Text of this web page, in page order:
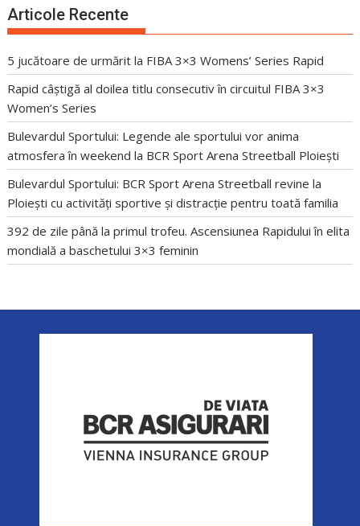
Articole Recente
5 jucătoare de urmărit la FIBA 3×3 Womens’ Series Rapid
Rapid câștigă al doilea titlu consecutiv în circuitul FIBA 3×3
Women’s Series
Bulevardul Sportului: Legende ale sportului vor anima
atmosfera în weekend la BCR Sport Arena Streetball Ploiești
Bulevardul Sportului: BCR Sport Arena Streetball revine la
Ploiești cu activități sportive și distracție pentru toată familia
392 de zile până la primul trofeu. Ascensiunea Rapidului în elita
mondială a baschetului 3×3 feminin